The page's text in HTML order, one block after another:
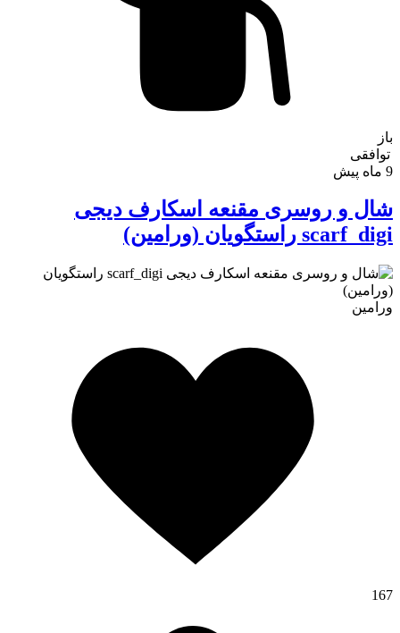
باز
توافقی
شال و روسری مقنعه اسکارف دیجی
scarf_digi راستگویان (ورامین)
ورامین
167